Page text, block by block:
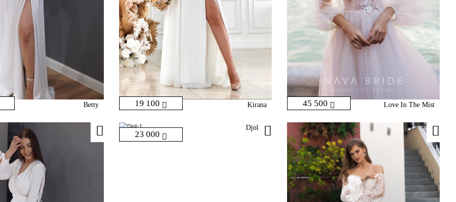
Betty 19 100 Kirana 45 500 Love In The Mist
23 000
Djoli-1